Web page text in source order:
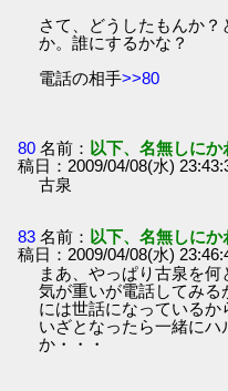
さて、どうしたもんか
か。誰にするかな？
電話の相手>>80
80 名前： 以下、名無しに
稿日：2009/04/08(水)
古泉
83 名前： 以下、名無しに
稿日：2009/04/08(水)
まあ、やっぱり古泉を何
気が重いが電話してみ
には世話になっているか
いざとなったら一緒にハ
か・・・